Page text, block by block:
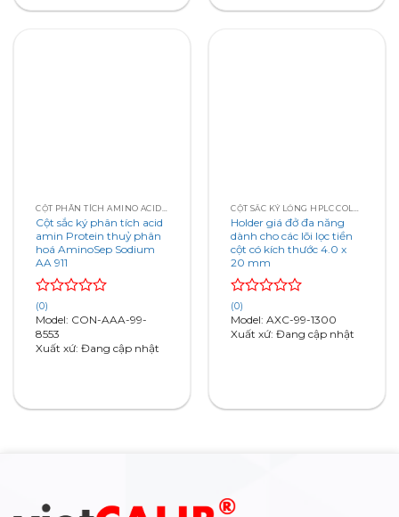
Cột sắc ký phân tích acid
amin Protein thuỷ phân
hoá AminoSep Sodium
AA 911
Rated
0
out
of
(0)
Model: CON-AAA-99-
8553
Xuất xứ: Đang cập nhật
Holder giá đở đa năng
dành cho các lõi lọc tiền
cột có kích thước 4.0 x
20 mm
Rated
0
out
(0)
Model: AXC-99-1300
Xuất xứ: Đang cập nhật